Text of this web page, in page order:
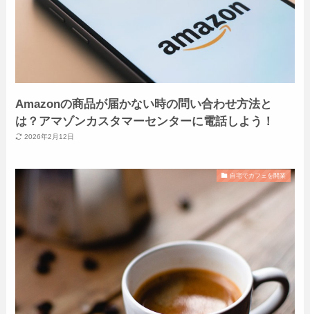
Amazonの商品が届かない時の問い合わせ方法と
は？アマゾンカスタマーセンターに電話しよう！
2026年2月12日
自宅でカフェを開業